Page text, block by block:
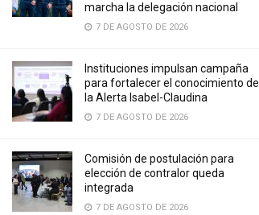
marcha la delegación nacional
7 DE AGOSTO DE 2026
Instituciones impulsan campaña
para fortalecer el conocimiento de
la Alerta Isabel-Claudina
7 DE AGOSTO DE 2026
Comisión de postulación para
elección de contralor queda
integrada
7 DE AGOSTO DE 2026